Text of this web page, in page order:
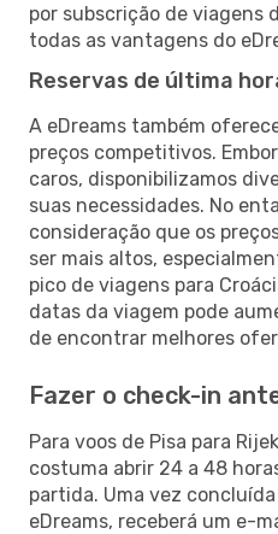
por subscrição de viagens
todas as vantagens do
Reservas de última
A eDreams também
preços competitivos.
caros, disponibilizamos
suas necessidades. No
consideração que os
ser mais altos,
pico de viagens para
datas da viagem pode
de encontrar melhores
Fazer o check-in
Para voos de Pisa para
costuma abrir 24 a 48
partida. Uma vez
eDreams, receberá um e-